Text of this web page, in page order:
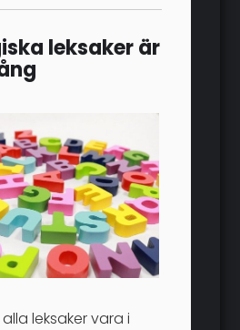
leksaker är
leksaker vara i